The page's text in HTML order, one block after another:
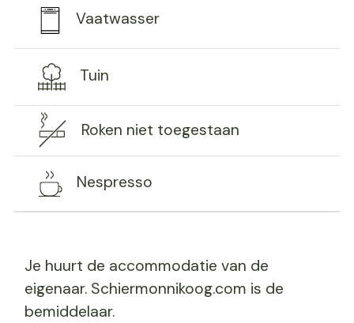
Vaatwasser
Tuin
Roken niet toegestaan
Nespresso
Je huurt de accommodatie van de
eigenaar. Schiermonnikoog.com is de
bemiddelaar.